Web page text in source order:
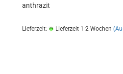
anthrazit
Lieferzeit: Lieferzeit 1-2 Wochen